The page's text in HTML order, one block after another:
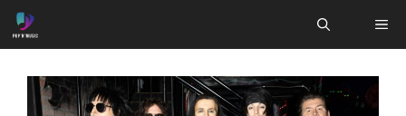
Aller
au